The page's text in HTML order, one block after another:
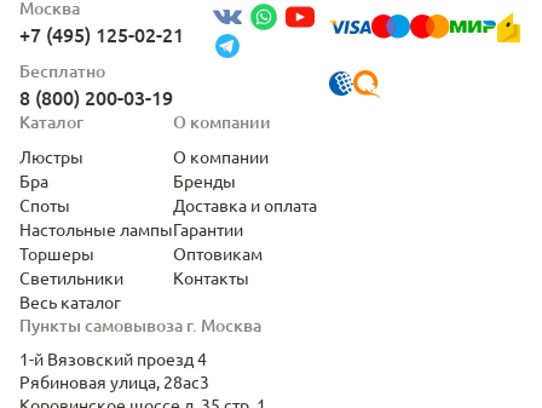
Москва
+7 (495) 125-02-21
Бесплатно
8 (800) 200-03-19
Пункты самовывоза г. Москва
1-й Вязовский проезд 4
Рябиновая улица, 28ас3
Каталог
Люстры
Бра
Споты
Настольные лампы
Торшеры
Светильники
Весь каталог
О компании
О компании
Бренды
Доставка и оплата
Гарантии
Оптовикам
Контакты